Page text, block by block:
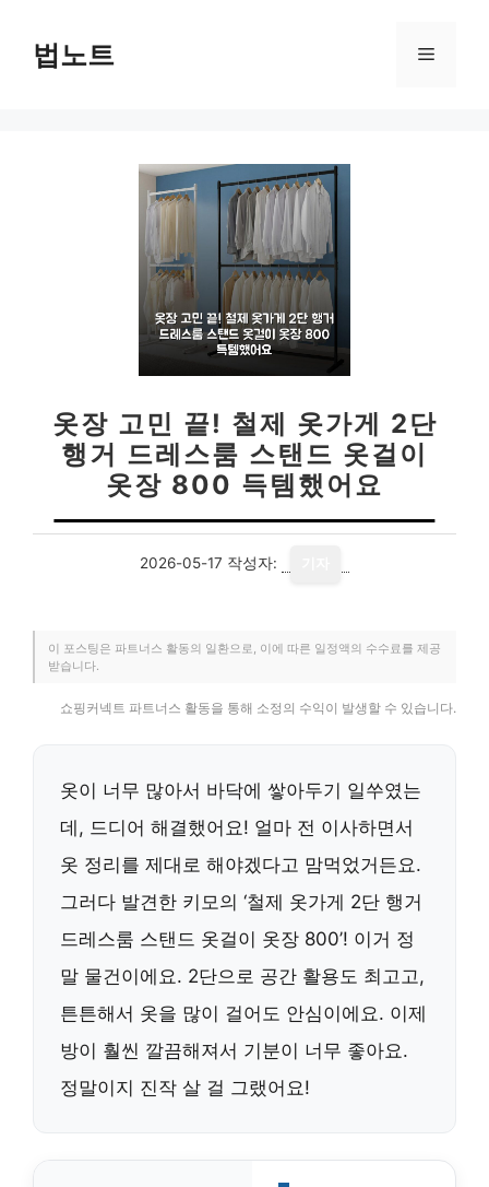
법노트 메
옷장 고민 끝! 철제 옷가게 2단
행거 드레스룸 스탠드 옷걸이
옷장 800 득템했어요
2026-05-17 작성자:
이 포스팅은 파트너스 활동의 일환으로, 이에 따른 일정액의 수수료를 제공
받습니다.
쇼핑커넥트 파트너스 활동을 통해 소정의 수익이 발생할 수 있습니다.
옷이 너무 많아서 바닥에 쌓아두기 일쑤였는
데, 드디어 해결했어요! 얼마 전 이사하면서
옷 정리를 제대로 해야겠다고 맘먹었거든요.
그러다 발견한 키모의 ‘철제 옷가게 2단 행거
드레스룸 스탠드 옷걸이 옷장 800’! 이거 정
말 물건이에요. 2단으로 공간 활용도 최고고,
튼튼해서 옷을 많이 걸어도 안심이에요. 이제
방이 훨씬 깔끔해져서 기분이 너무 좋아요.
정말이지 진작 살 걸 그랬어요!